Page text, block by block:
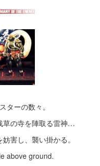
ターの数々。
草の寺を陣取る雷神…
害し、襲い掛かる。
above ground.